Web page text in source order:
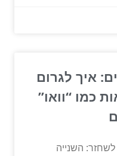
איך לגרום
כמו “וואו”
השנייה